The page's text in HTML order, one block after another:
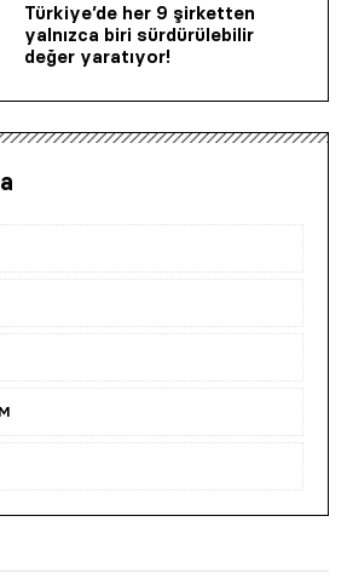
Türkiye’de her 9 şirketten
yalnızca biri sürdürülebilir
değer yaratıyor!